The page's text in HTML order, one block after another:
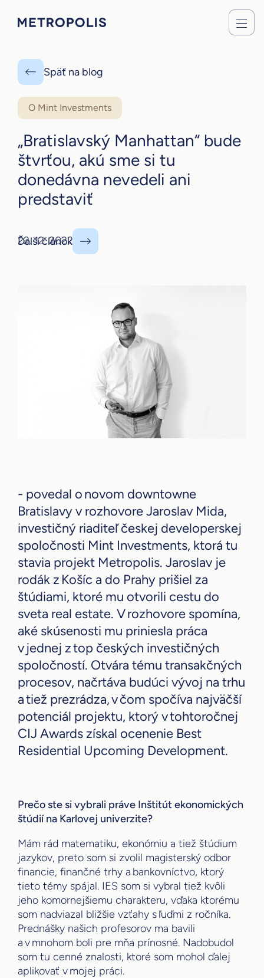
O Mint Investments
„Bratislavský Manhattan“ bude
štvrťou, akú sme si tu
donedávna nevedeli ani
predstaviť
22. 12. 2022
Späť na blog
Ďalší článok
- povedal o novom downtowne
Bratislavy v rozhovore Jaroslav Mida,
investičný riaditeľ českej developerskej
spoločnosti Mint Investments, ktorá tu
stavia projekt Metropolis. Jaroslav je
rodák z Košíc a do Prahy prišiel za
štúdiami, ktoré mu otvorili cestu do
sveta real estate. V rozhovore spomína,
aké skúsenosti mu priniesla práca
v jednej z top českých investičných
spoločností. Otvára tému transakčných
procesov, načrtáva budúci vývoj na trhu
a tiež prezrádza, v čom spočíva najväčší
potenciál projektu, ktorý v tohtoročnej
CIJ Awards získal ocenenie Best
Residential Upcoming Development.
Prečo ste si vybrali práve Inštitút ekonomických
štúdií na Karlovej univerzite?
Mám rád matematiku, ekonómiu a tiež štúdium
jazykov, preto som si zvolil magisterský odbor
financie, finančné trhy a bankovníctvo, ktorý
tieto témy spájal. IES som si vybral tiež kvôli
jeho komornejšiemu charakteru, vďaka ktorému
som nadviazal bližšie vzťahy s ľuďmi z ročníka.
Prednášky našich profesorov ma bavili
a v mnohom boli pre mňa prínosné. Nadobudol
som tu cenné znalosti, ktoré som mohol ďalej
aplikovať v mojej práci.